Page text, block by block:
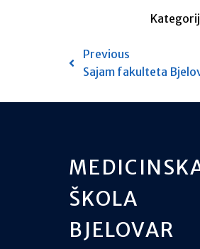
Previous
Sajam fakulteta
ŠKOLA
BJELOVAR